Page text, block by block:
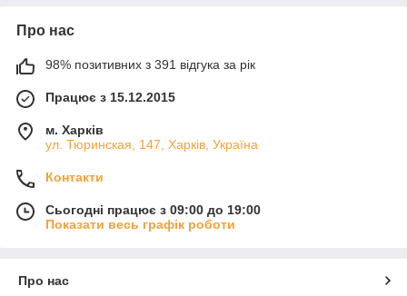
Про нас
98% позитивних з 391 відгука за рік
Працює з 15.12.2015
м. Харків
ул. Тюринская, 147, Харків, Україна
Контакти
Сьогодні працює з 09:00 до 19:00
Показати весь графік роботи
Про нас